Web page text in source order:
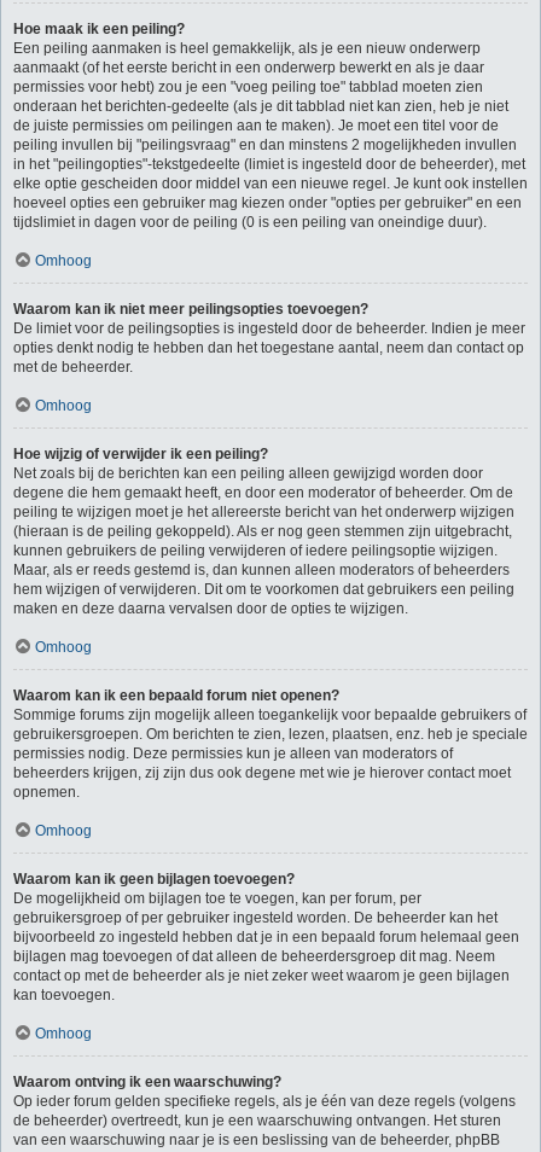
Hoe maak ik een peiling?
Een peiling aanmaken is heel gemakkelijk, als je een nieuw onderwerp
aanmaakt (of het eerste bericht in een onderwerp bewerkt en als je daar
permissies voor hebt) zou je een "voeg peiling toe" tabblad moeten zien
onderaan het berichten-gedeelte (als je dit tabblad niet kan zien, heb je niet
de juiste permissies om peilingen aan te maken). Je moet een titel voor de
peiling invullen bij "peilingsvraag" en dan minstens 2 mogelijkheden invullen
in het "peilingopties"-tekstgedeelte (limiet is ingesteld door de beheerder), met
elke optie gescheiden door middel van een nieuwe regel. Je kunt ook instellen
hoeveel opties een gebruiker mag kiezen onder "opties per gebruiker" en een
tijdslimiet in dagen voor de peiling (0 is een peiling van oneindige duur).
Omhoog
Waarom kan ik niet meer peilingsopties toevoegen?
De limiet voor de peilingsopties is ingesteld door de beheerder. Indien je meer
opties denkt nodig te hebben dan het toegestane aantal, neem dan contact op
met de beheerder.
Omhoog
Hoe wijzig of verwijder ik een peiling?
Net zoals bij de berichten kan een peiling alleen gewijzigd worden door
degene die hem gemaakt heeft, en door een moderator of beheerder. Om de
peiling te wijzigen moet je het allereerste bericht van het onderwerp wijzigen
(hieraan is de peiling gekoppeld). Als er nog geen stemmen zijn uitgebracht,
kunnen gebruikers de peiling verwijderen of iedere peilingsoptie wijzigen.
Maar, als er reeds gestemd is, dan kunnen alleen moderators of beheerders
hem wijzigen of verwijderen. Dit om te voorkomen dat gebruikers een peiling
maken en deze daarna vervalsen door de opties te wijzigen.
Omhoog
Waarom kan ik een bepaald forum niet openen?
Sommige forums zijn mogelijk alleen toegankelijk voor bepaalde gebruikers of
gebruikersgroepen. Om berichten te zien, lezen, plaatsen, enz. heb je speciale
permissies nodig. Deze permissies kun je alleen van moderators of
beheerders krijgen, zij zijn dus ook degene met wie je hierover contact moet
opnemen.
Omhoog
Waarom kan ik geen bijlagen toevoegen?
De mogelijkheid om bijlagen toe te voegen, kan per forum, per
gebruikersgroep of per gebruiker ingesteld worden. De beheerder kan het
bijvoorbeeld zo ingesteld hebben dat je in een bepaald forum helemaal geen
bijlagen mag toevoegen of dat alleen de beheerdersgroep dit mag. Neem
contact op met de beheerder als je niet zeker weet waarom je geen bijlagen
kan toevoegen.
Omhoog
Waarom ontving ik een waarschuwing?
Op ieder forum gelden specifieke regels, als je één van deze regels (volgens
de beheerder) overtreedt, kun je een waarschuwing ontvangen. Het sturen
van een waarschuwing naar je is een beslissing van de beheerder, phpBB